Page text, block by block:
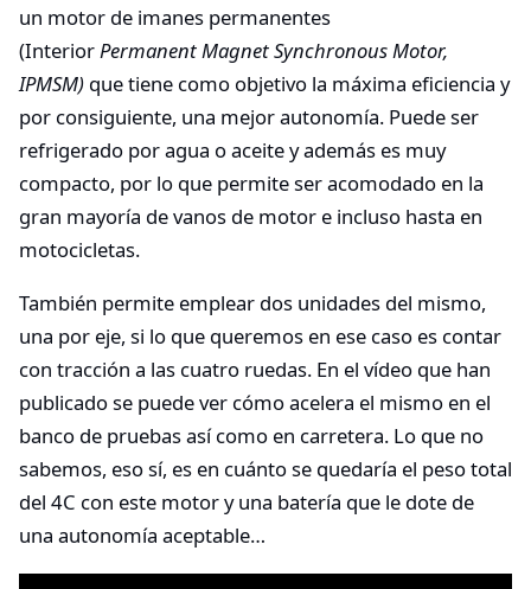
un motor de imanes permanentes
(InteriorPermanent Magnet Synchronous Motor,
IPMSM) que tiene como objetivo la máxima eficiencia y
por consiguiente, una mejor autonomía. Puede ser
refrigerado por agua o aceite y además es muy
compacto, por lo que permite ser acomodado en la
gran mayoría de vanos de motor e incluso hasta en
motocicletas.
También permite emplear dos unidades del mismo,
una por eje, si lo que queremos en ese caso es contar
con tracción a las cuatro ruedas. En el vídeo que han
publicado se puede ver cómo acelera el mismo en el
banco de pruebas así como en carretera. Lo que no
sabemos, eso sí, es en cuánto se quedaría el peso total
del 4C con este motor y una batería que le dote de
una autonomía aceptable…